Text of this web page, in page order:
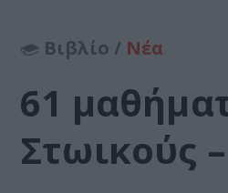
Βιβλίο / Νέα
61
Στωικούς